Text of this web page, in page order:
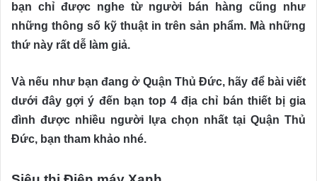
bạn chỉ được nghe từ người bán hàng cũng như
những thông số kỹ thuật in trên sản phẩm. Mà những
thứ này rất dễ làm giả.
Và nếu như bạn đang ở Quận Thủ Đức, hãy để bài viết
dưới đây gợi ý đến bạn top 4 địa chỉ bán thiết bị gia
đình được nhiều người lựa chọn nhất tại Quận Thủ
Đức, bạn tham khảo nhé.